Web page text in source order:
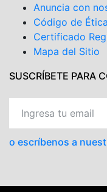
Anuncia con
Código de Ética
Certificado
Mapa del Sitio
SUSCRÍBETE PARA
o escríbenos a